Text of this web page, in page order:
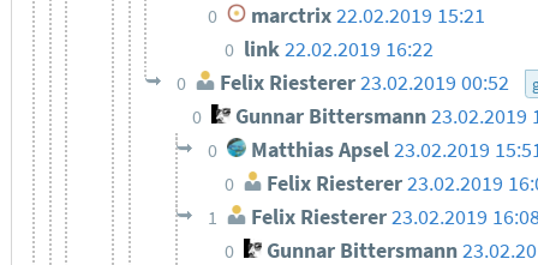
0 marctrix22.02.2019 15:21
0 link22.02.2019 16:22
0 Felix Riesterer23.02.2019 00:52
0 Gunnar Bittersmann23.02.2019
0 Matthias Apsel23.02.2019
0 Felix Riesterer23.02.2019
1 Felix Riesterer23.02.2019
0 Gunnar Bittersmann